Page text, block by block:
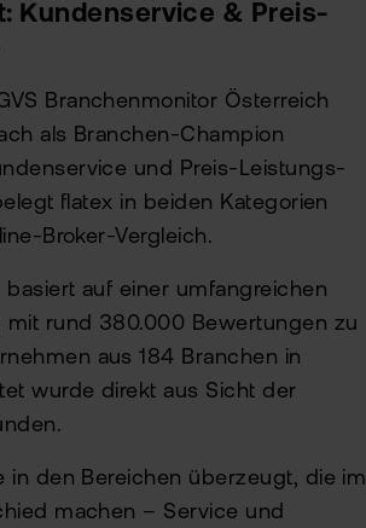
Kundenservice & Preis-
Branchenmonitor Österreich
als Branchen-Champion
und Preis-Leistungs-
flatex in beiden Kategorien
Broker-Vergleich.
auf einer umfangreichen
mit rund 380.000 Bewertungen zu
aus 184 Branchen in
wurde direkt aus Sicht der
in den Bereichen überzeugt, die im
machen – Service und